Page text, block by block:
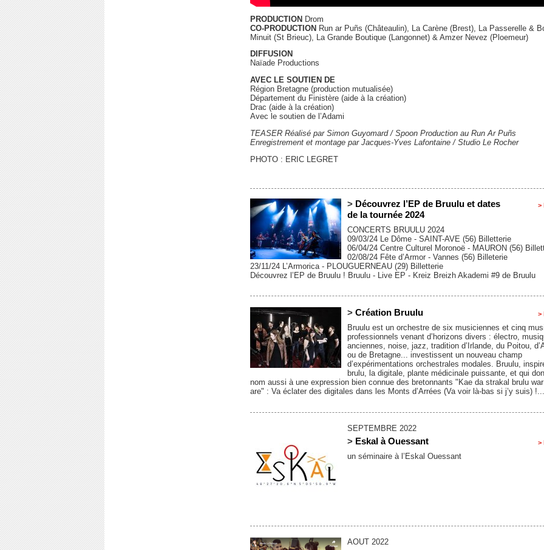
PRODUCTION Drom
CO-PRODUCTION Run ar Puñs (Châteaulin), La Carène (Brest), La Passerelle &
Minuit (St Brieuc), La Grande Boutique (Langonnet) & Amzer Nevez (Ploemeur)
DIFFUSION
Naïade Productions
AVEC LE SOUTIEN DE
Région Bretagne (production mutualisée)
Département du Finistère (aide à la création)
Drac (aide à la création)
Avec le soutien de l’Adami
TEASER Réalisé par Simon Guyomard / Spoon Production au Run Ar Puñs
Enregistrement et montage par Jacques-Yves Lafontaine / Studio Le Rocher
PHOTO : ERIC LEGRET
> Découvrez l’EP de Bruulu et dates
de la tournée 2024
>
CONCERTS BRUULU 2024
09/03/24 Le Dôme - SAINT-AVE (56) Billetterie
06/04/24 Centre Culturel Moronoë - MAURON (56)
02/08/24 Fête d’Armor - Vannes (56) Billeterie
23/11/24 L’Armorica - PLOUGUERNEAU (29) Billetterie
Découvrez l’EP de Bruulu ! Bruulu - Live EP - Kreiz Breizh Akademi #9 de Bruulu
> Création Bruulu >
Bruulu est un orchestre de six musiciennes et cinq
professionnels venant d’horizons divers : électro,
anciennes, noise, jazz, tradition d’Irlande, du Poitou,
ou de Bretagne... investissent un nouveau champ
d’expérimentations orchestrales modales. Bruulu,
brulu, la digitale, plante médicinale puissante, et qui
nom aussi à une expression bien connue des bretonnants "Kae da strakal brulu
are" : Va éclater des digitales dans les Monts d’Arrées (Va voir là-bas si j’y suis)
SEPTEMBRE 2022
> Eskal à Ouessant >
un séminaire à l’Eskal Ouessant
AOUT 2022